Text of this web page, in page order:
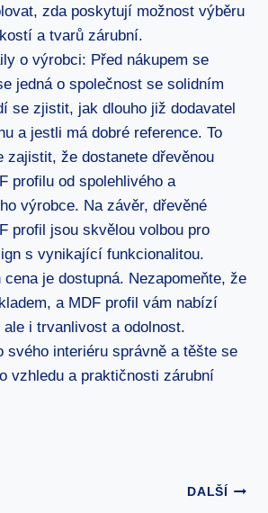
zda poskytují možnost výběru
a tvarů zárubní.
o výrobci: Před nákupem se
jedná o společnost se solidním
se zjistit, jak dlouho již dodavatel
a jestli má dobré reference. To
zajistit, že dostanete dřevěnou
profilu od spolehlivého a
výrobce. Na závěr, dřevěné
profil jsou skvělou volbou pro
s vynikající funkcionalitou.
je dostupná. Nezapomeňte, že
a MDF profil vám nabízí
ale i trvanlivost a odolnost.
svého interiéru správně a těšte se
vzhledu a praktičnosti zárubní
DALŠÍ